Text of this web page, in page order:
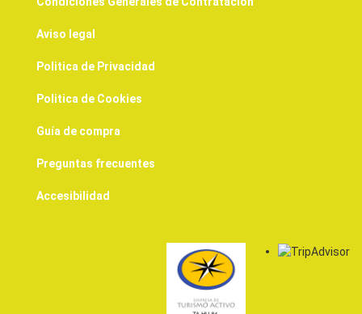
Aviso legal
Politica de Privacidad
Politica de Cookies
Guía de compra
Preguntas frecuentes
Accesibilidad